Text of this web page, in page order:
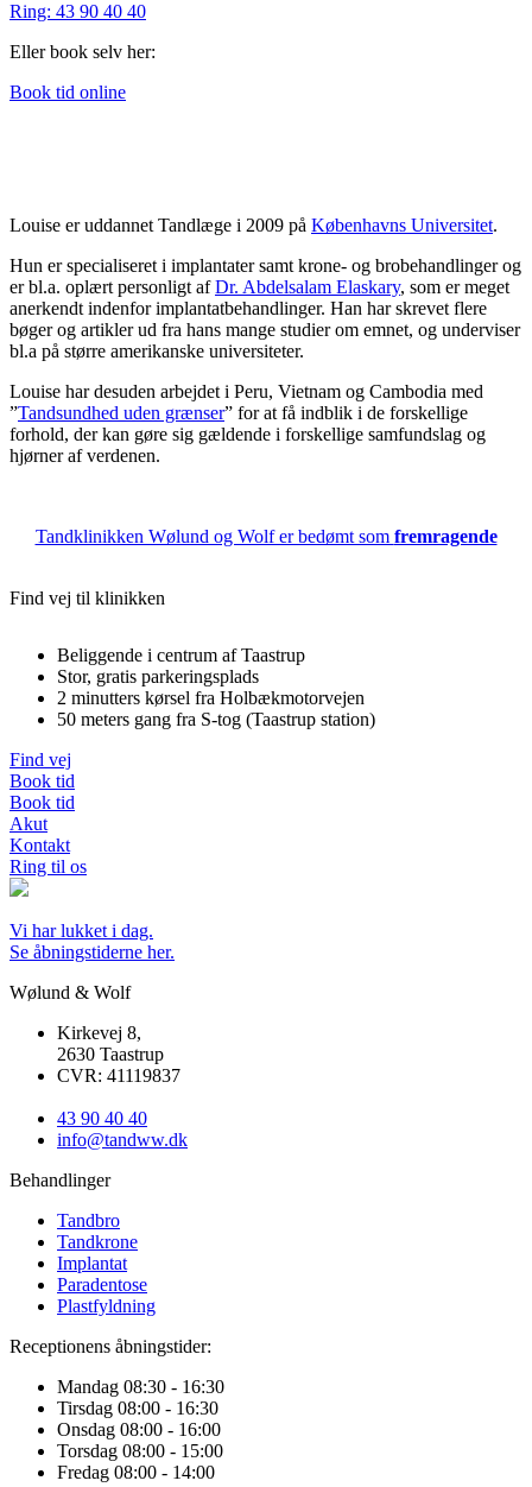
Ring: 43 90 40 40
Eller book selv her:
Book tid online
Louise er uddannet Tandlæge i 2009 på Københavns Universitet.
Hun er specialiseret i implantater samt krone- og brobehandlinger og
er bl.a. oplært personligt afDr. Abdelsalam Elaskary, som er meget
anerkendt indenfor implantatbehandlinger. Han har skrevet flere
bøger og artikler ud fra hans mange studier om emnet, og underviser
bl.a på større amerikanske universiteter.
Louise har desuden arbejdet i Peru, Vietnam og Cambodia med
”Tandsundhed uden grænser” for at få indblik i de forskellige
forhold, der kan gøre sig gældende i forskellige samfundslag og
hjørner af verdenen.
Tandklinikken Wølund og Wolf er bedømt som fremragende
Find vej til klinikken
Beliggende i centrum af Taastrup
Stor, gratis parkeringsplads
2 minutters kørsel fra Holbækmotorvejen
50 meters gang fra S-tog (Taastrup station)
Find vej
Book tid
Book tid
Akut
Kontakt
Ring til os
Vi har lukket i dag.
Se åbningstiderne her.
Wølund & Wolf
Kirkevej 8,
2630 Taastrup
CVR: 41119837
43 90 40 40
info@tandww.dk
Behandlinger
Tandbro
Tandkrone
Implantat
Paradentose
Plastfyldning
Receptionens åbningstider:
Mandag 08:30 - 16:30
Tirsdag 08:00 - 16:30
Onsdag 08:00 - 16:00
Torsdag 08:00 - 15:00
Fredag 08:00 - 14:00